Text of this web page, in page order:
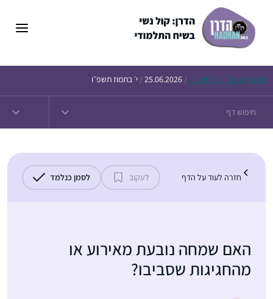
Today’s Daf – זבחים נ״ו /
25.06.2026
/ י׳ בתמוז תשפ״ו
חזרה לעוד על הדף לעקוב לסמן כנלמד
האם שמחה נובעת מאירוע או
מהחגיגות שסביבו?